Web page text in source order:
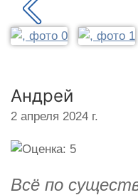
Андрей
2 апреля 2024 г.
Всё по